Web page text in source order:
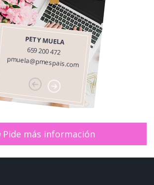
PETY MUELA
659 200 472
pmuela@pmespais.com
Pide más información